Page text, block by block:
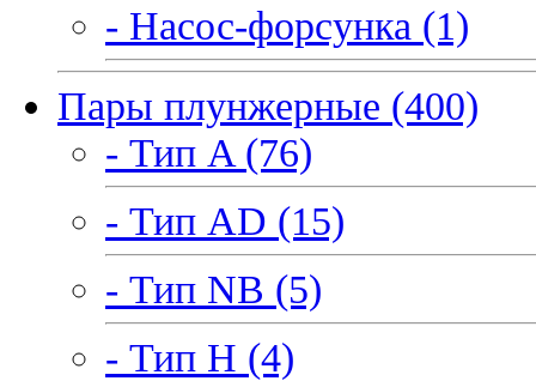
- Насос-форсунка (1)
Пары плунжерные (400)
- Тип A (76)
- Тип AD (15)
- Тип NB (5)
- Тип H (4)